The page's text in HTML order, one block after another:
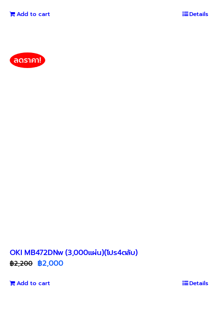
Add to cart Details
ลดราคา!
OKI MB472DNw (3,000แผ่น)(โปร4ตลับ)
฿2,200 Original
was:
฿2,000Current
Add to cart Details